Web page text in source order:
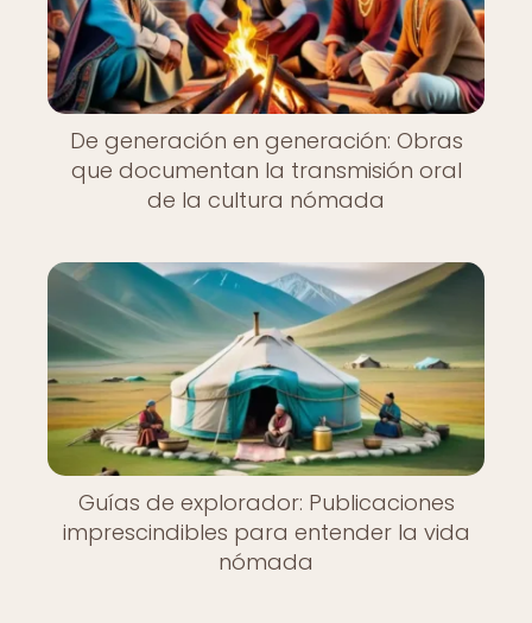
De generación en generación: Obras
que documentan la transmisión oral
de la cultura nómada
Guías de explorador: Publicaciones
imprescindibles para entender la vida
nómada